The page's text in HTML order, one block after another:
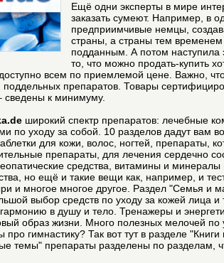
Ещё одни эксперты в мире
заказать сумеют. Например, в
предприимчивые немцы,
страны, а страны тем
подданным. А потом наступила
то, что можно продать-купить
доступно всем по приемлемой цене. Важно,
поддельных препаратов. Товары
сведены к минимуму.
широкий спектр препаратов: лечебные
по уходу за собой. 10 разделов дадут вам
для кожи, волос, ногтей, препараты,
препараты, для лечения сердечно
средства, витамины и
но ещё и такие вещи как, например, и
и многое многое другое. Раздел "Семья
выбор средств по уходу за кожей
в душу и тело. Тренажеры и
образ жизни. Много полезных мелочей
про гимнастику? Так вот тут в разделе
темы" препараты разделены по разделам,